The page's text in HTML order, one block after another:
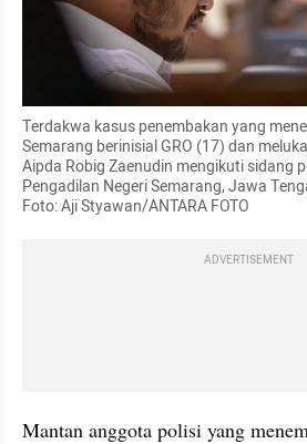
Terdakwa kasus penembakan yang
Semarang berinisial GRO (17) dan
Aipda Robig Zaenudin mengikuti sidang
Pengadilan Negeri Semarang, Jawa
Foto: Aji Styawan/ANTARA FOTO
ADVERTISEMENT
Mantan anggota polisi yang